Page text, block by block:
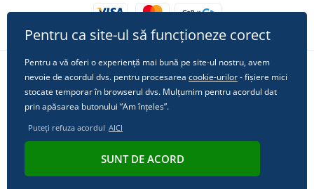
Urmărește-ne pe rețelele sociale
© 2011 - 2026, Dual Trade s.r.o. | Din punct de vedere tehnic oferă
Pentru ca site-ul să funcționeze corect
Pentru a vă oferi o experiență mai bună pe site-ul nostru, avem
nevoie de acordul dvs. pentru procesarea cookie-urilor- fișiere mici
stocate temporar în browserul dvs. Mulțumim pentru acordul dat
prin apăsarea butonului “Am înțeles”.
Puteți refuza acordul AICI
SUNT DE ACORD